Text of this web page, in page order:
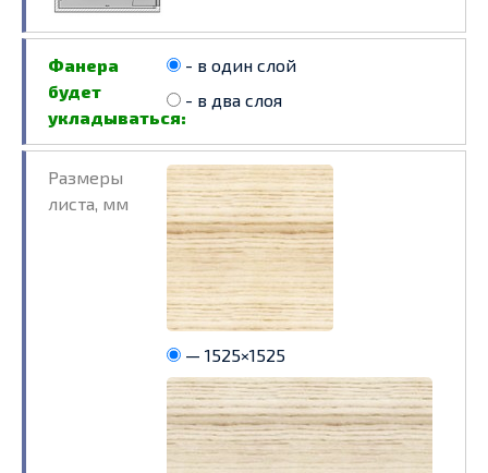
Фанера
будет
укладываться:
- в один слой
- в два слоя
Размеры
листа, мм
— 1525×1525